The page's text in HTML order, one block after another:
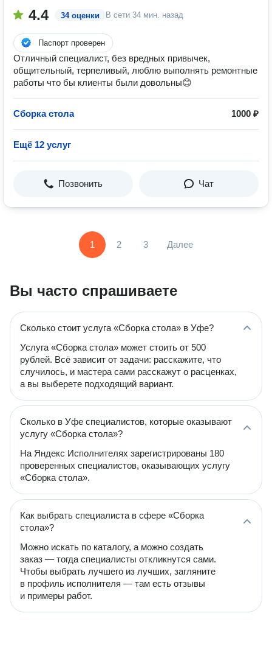
4.4 34 оценки В сети 34 мин. назад
Паспорт проверен
Отличный специалист, без вредных привычек,
общительный, терпеливый, люблю выполнять ремонтные
работы что бы клиенты были довольны😊
Сборка стола 1000 ₽
Ещё 12 услуг
Позвонить Чат
1 2 3 Далее
Вы часто спрашиваете
Сколько стоит услуга «Сборка стола» в Уфе?
Услуга «Сборка стола» может стоить от 500
рублей. Всё зависит от задачи: расскажите, что
случилось, и мастера сами расскажут о расценках,
а вы выберете подходящий вариант.
Сколько в Уфе специалистов, которые оказывают
услугу «Сборка стола»?
На Яндекс Исполнителях зарегистрированы 180
проверенных специалистов, оказывающих услугу
«Сборка стола».
Как выбрать специалиста в сфере «Сборка
стола»?
Можно искать по каталогу, а можно создать
заказ — тогда специалисты откликнутся сами.
Чтобы выбрать лучшего из лучших, загляните
в профиль исполнителя — там есть отзывы
и примеры работ.